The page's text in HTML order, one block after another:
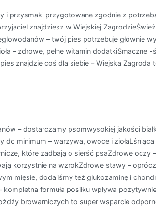
i przysmaki przygotowane zgodnie z
znajdziesz w Wiejskiej
– twój pies potrzebuje głównie
– zdrowe, pełne witamin dodatkiSmaczne -
znajdzie coś dla siebie – Wiejska
– dostarczamy psomwysokiej jakości
do minimum – warzywa, owoce i
które zadbają o sierść psaZdrowe oczy
korzystnie na wzrokZdrowe stawy –
mięsie, dodaliśmy też glukozaminę i
formuła posiłku wpływa pozytywnie
browarniczych to super wsparcie